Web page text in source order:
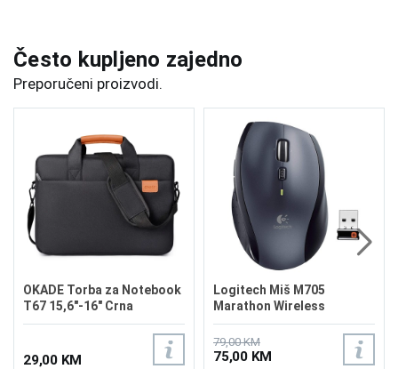
Često kupljeno zajedno
Preporučeni proizvodi.
OKADE Torba za Notebook
T67 15,6"-16" Crna
29,00 KM
Logitech Miš M705
Marathon Wireless
79,00 KM
75,00 KM